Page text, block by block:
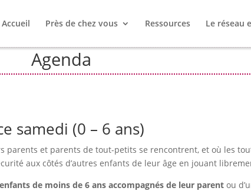
Accueil Près de chez vous Ressources Le réseau
Agenda
samedi (0 – 6 ans)
parents et parents de tout-petits se rencontrent, et où les
aux côtés d’autres enfants de leur âge en jouant
enfants de moins de 6 ans accompagnés de leur parent ou